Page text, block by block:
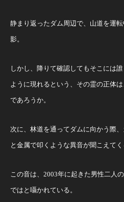
静まり返ったダム周辺で、山道を運
影。
しかし、降りて確認してもそこには
ように現れるという、その霊の正体
であろうか。
次に、林道を通ってダムに向かう際
と金属で叩くような異音が聞こえてく
この音は、2003年に起きた男性二人
ではと囁かれている。